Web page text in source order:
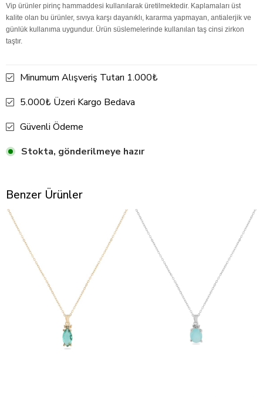
Vip ürünler pirinç hammaddesi kullanılarak üretilmektedir. Kaplamaları üst
kalite olan bu ürünler, sıvıya karşı dayanıklı, kararma yapmayan, antialerjik ve
günlük kullanıma uygundur. Ürün süslemelerinde kullanılan taş cinsi zirkon
taştır.
Minumum Alışveriş Tutarı 1.000₺
5.000₺ Üzeri Kargo Bedava
Güvenli Ödeme
Stokta, gönderilmeye hazır
Benzer Ürünler